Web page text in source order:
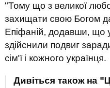
"Тому що з великої
захищати свою Богом
Епіфаній, додавши, що
здійснили подвиг
сім'ї і кожного українця.
Дивіться також на